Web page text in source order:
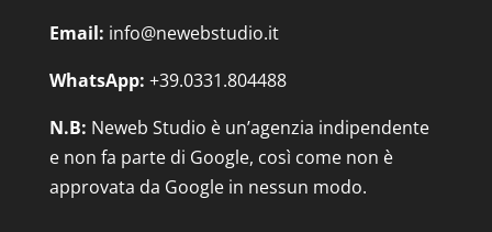
Email: info@newebstudio.it
WhatsApp: +39.0331.804488
N.B: Neweb Studio è un’agenzia indipendente
e non fa parte di Google, così come non è
approvata da Google in nessun modo.